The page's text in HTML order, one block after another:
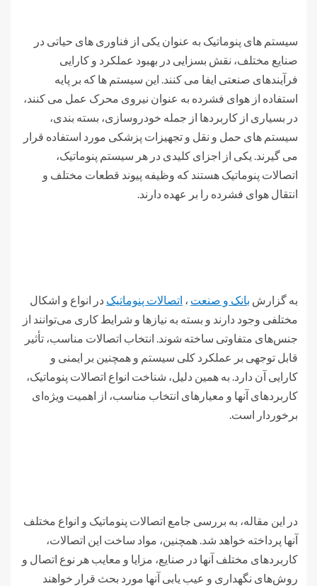
سیستم های پنوماتیک به عنوان یکی از فناوری های حیاتی در
صنایع مختلف، نقش بسزایی در بهبود عملکرد و کارایی
فرآیندهای صنعتی ایفا می کنند. این سیستم ها که بر پایه
استفاده از هوای فشرده به عنوان نیروی محرک عمل می کنند،
در بسیاری از کاربردها از جمله خودروسازی، بسته بندی،
سیستم های حمل و نقل و تجهیزات پزشکی مورد استفاده قرار
می گیرند. یکی از اجزای کلیدی در هر سیستم پنوماتیک،
اتصالات پنوماتیک هستند که وظیفه پیوند قطعات مختلف و
انتقال هوای فشرده را بر عهده دارند.
به گزارش بانک و صنعت ، اتصالات پنوماتیک در انواع و اشکال
مختلفی وجود دارند و بسته به نیازها و شرایط کاری می‌توانند از
جنس‌های متفاوتی ساخته شوند. انتخاب اتصالات مناسب، تأثیر
قابل توجهی بر عملکرد کلی سیستم و همچنین بر ایمنی و
کارایی آن دارد. به همین دلیل، شناخت انواع اتصالات پنوماتیک،
کاربردهای آنها و معیارهای انتخاب مناسب، از اهمیت ویژه‌ای
برخوردار است.
در این مقاله، به بررسی جامع اتصالات پنوماتیک و انواع مختلف
آنها پرداخته خواهد شد. همچنین، مواد ساخت این اتصالات،
کاربردهای مختلف آنها در صنایع، مزایا و معایب هر نوع اتصال و
روش‌های نگهداری و عیب یابی آنها مورد بحث قرار خواهند